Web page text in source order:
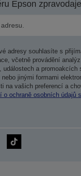
Epson zpravodaje
adresy souhlasíte s
včetně provádění
událostech a promoakcích
jinými formami
na vašich preferencí a
o ochraně osobních údajů